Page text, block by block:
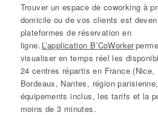
Trouver un espace de coworking à
domicile ou de vos clients est
plateformes de réservation en
ligne. L’application B’CoWorker
visualiser en temps réel les
24 centres répartis en France
Bordeaux, Nantes, région
équipements inclus, les tarifs et la
moins de 3 minutes.